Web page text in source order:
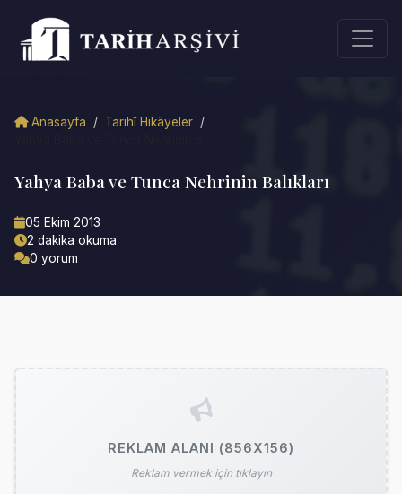
Anasayfa / Tarihî Hikâyeler /
Yahya Baba ve Tunca Nehrinin Balıkları
05 Ekim 2013
2 dakika okuma
0 yorum
REKLAM ALANI (856X156)
Reklam vermek için tıklayın